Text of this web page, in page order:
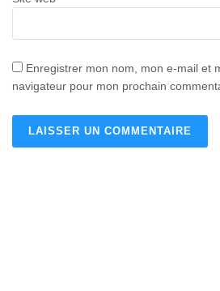
Enregistrer mon nom, mon e-mail et
navigateur pour mon prochain